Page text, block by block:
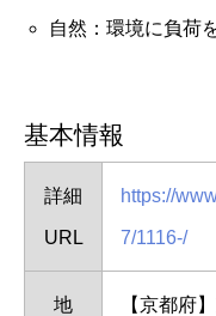
自然：環境に負荷
基本情報
詳細
URL
https://
7/1116-/
地 【京都府